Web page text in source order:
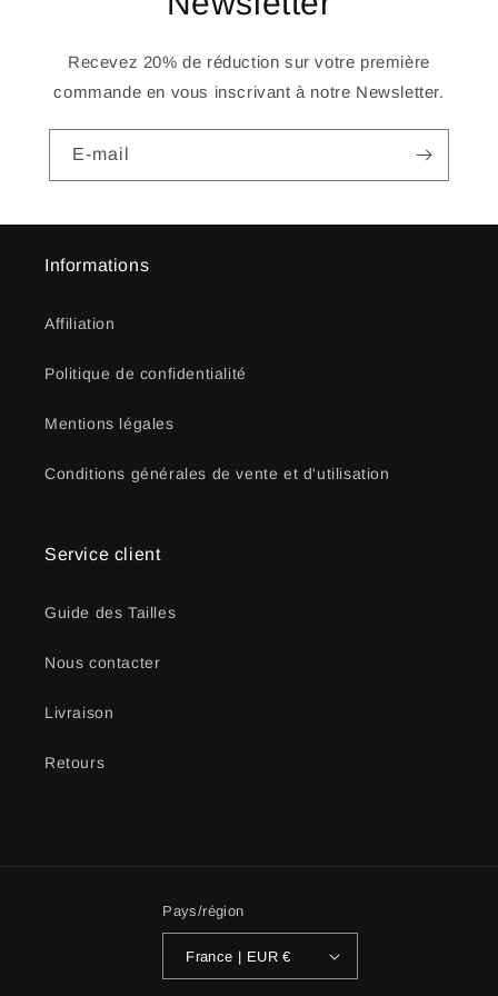
Recevez 20% de réduction sur votre première
commande en vous inscrivant à notre Newsletter.
E-mail
Informations
Affiliation
Politique de confidentialité
Mentions légales
Conditions générales de vente et d'utilisation
Service client
Guide des Tailles
Nous contacter
Livraison
Retours
Pays/région
France | EUR €